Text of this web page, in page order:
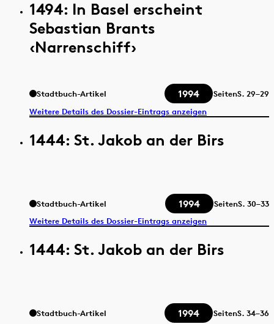
1494: In Basel erscheint
Sebastian Brants
‹Narrenschiff›
Stadtbuch-Artikel 1994 SeitenS. 29–29
Weitere Details des Dossier-Eintrags anzeigen
1444: St. Jakob an der Birs
Stadtbuch-Artikel 1994 SeitenS. 30–33
Weitere Details des Dossier-Eintrags anzeigen
1444: St. Jakob an der Birs
Stadtbuch-Artikel 1994 SeitenS. 34–36